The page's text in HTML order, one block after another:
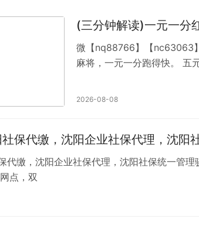
news/36838.html，转载和复
(三分钟解读)一元一分
微【nq88766】【nc63063
麻将，一元一分跑得快。 五
下， 废话不多说，诚心来
2026-08-08
保代缴，沈阳企业社保代理，沈阳
代缴，沈阳企业社保代理，沈阳社保统一管
点，双